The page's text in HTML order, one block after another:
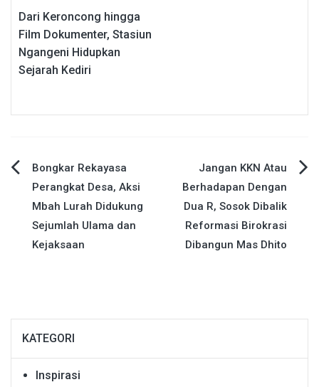
Dari Keroncong hingga
Film Dokumenter, Stasiun
Ngangeni Hidupkan
Sejarah Kediri
Navigasi
pos
Bongkar Rekayasa
Perangkat Desa, Aksi
Mbah Lurah Didukung
Sejumlah Ulama dan
Kejaksaan
Jangan KKN Atau
Berhadapan Dengan
Dua R, Sosok Dibalik
Reformasi Birokrasi
Dibangun Mas Dhito
KATEGORI
Inspirasi